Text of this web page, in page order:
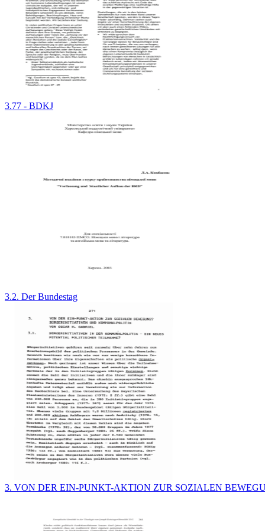
3.77 - BDKJ
3.2. Der Bundestag
3. VON DER EIN-PUNKT-AKTION ZUR SOZIALEN